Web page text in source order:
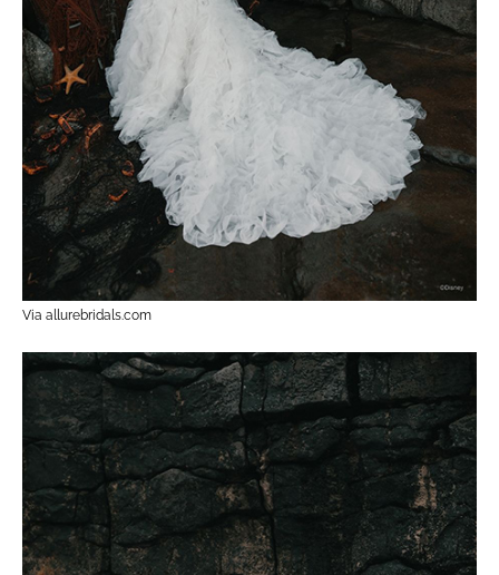
Via allurebridals.com